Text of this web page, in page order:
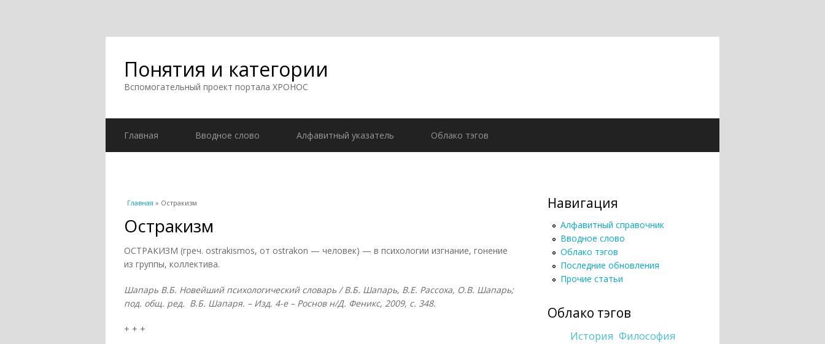
Понятия и категории
Вспомогательный проект портала ХРОНОС
Главная Вводное слово Алфавитный указатель Облако тэгов
Вы здесь
Главная » Остракизм
Остракизм
ОСТРАКИЗМ (греч. ostrakismos, от ostrakon — человек) — в психологии изгнание, гонение
из группы, коллектива.
Шапарь В.Б. Новейший психологический словарь / В.Б. Шапарь, В.Е. Рассоха, О.В. Шапарь;
под. общ. ред. В.Б. Шапаря. – Изд. 4-е – Роснов н/Д. Феникс, 2009, с. 348.
+ + +
Навигация
Алфавитный справочник
Вводное слово
Облако тэгов
Последние обновления
Прочие статьи
Облако тэгов
История Философия